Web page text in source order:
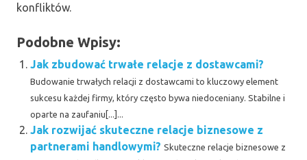
konfliktów.
Podobne Wpisy:
Jak zbudować trwałe relacje z dostawcami?
Budowanie trwałych relacji z dostawcami to kluczowy element
sukcesu każdej firmy, który często bywa niedoceniany. Stabilne i
oparte na zaufaniu[...]...
Jak rozwijać skuteczne relacje biznesowe z
partnerami handlowymi? Skuteczne relacje biznesowe z